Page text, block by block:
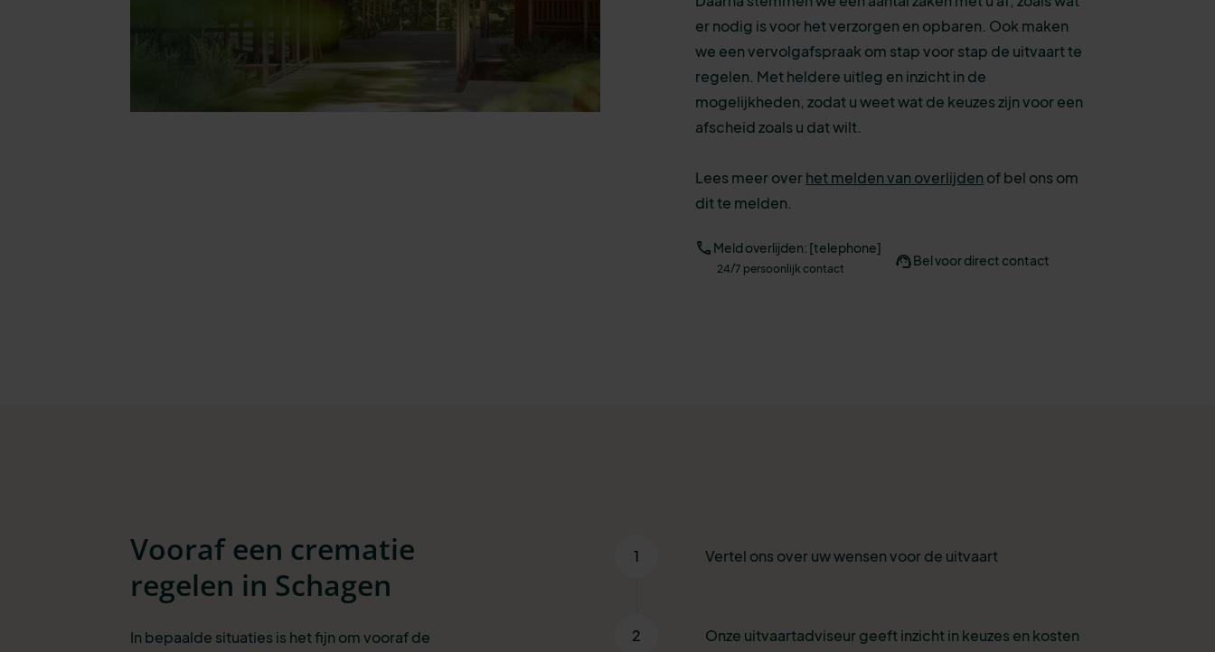
er nodig is voor het verzorgen en opbaren. Ook maken
we een vervolgafspraak om stap voor stap de uitvaart te
regelen. Met heldere uitleg en inzicht in de
mogelijkheden, zodat u weet wat de keuzes zijn voor een
afscheid zoals u dat wilt.
Lees meer overhet melden van overlijden of bel ons om
dit te melden.
Meld overlijden: [telephone]
24/7 persoonlijk contact
Bel voor direct contact
Vooraf een crematie
regelen in Schagen
In bepaalde situaties is het fijn om vooraf de
1 Vertel ons over uw wensen voor de uitvaart
2 Onze uitvaartadviseur geeft inzicht in keuzes en kosten